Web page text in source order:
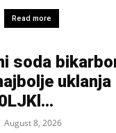
Read more
soda
uklanja
August 8, 2026